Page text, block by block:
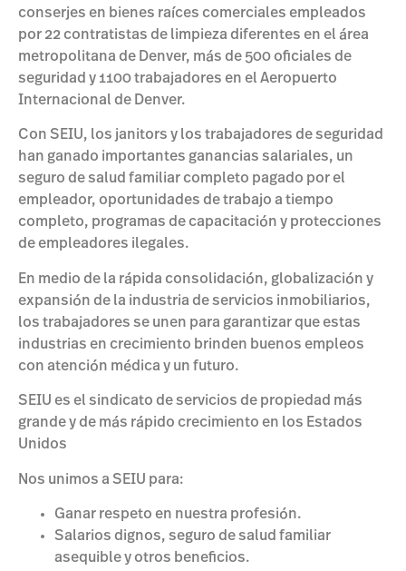
conserjes en bienes raíces comerciales empleados
por 22 contratistas de limpieza diferentes en el área
metropolitana de Denver, más de 500 oficiales de
seguridad y 1100 trabajadores en el Aeropuerto
Internacional de Denver.
Con SEIU, los janitors y los trabajadores de seguridad
han ganado importantes ganancias salariales, un
seguro de salud familiar completo pagado por el
empleador, oportunidades de trabajo a tiempo
completo, programas de capacitación y protecciones
de empleadores ilegales.
En medio de la rápida consolidación, globalización y
expansión de la industria de servicios inmobiliarios,
los trabajadores se unen para garantizar que estas
industrias en crecimiento brinden buenos empleos
con atención médica y un futuro.
SEIU es el sindicato de servicios de propiedad más
grande y de más rápido crecimiento en los Estados
Unidos
Nos unimos a SEIU para:
Ganar respeto en nuestra profesión.
Salarios dignos, seguro de salud familiar
asequible y otros beneficios.